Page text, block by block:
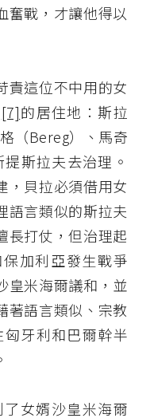
奮戰，才讓他得以
責這位不中用的女
[7]的居住地：斯拉
（Bereg）、馬奇
斯拉夫去治理。
，貝拉必須借用女
語言類似的斯拉夫
長打仗，但治理起
加利亞發生戰爭
皇米海爾議和，並
著語言類似、宗教
牙利和巴爾幹半
女婿沙皇米海爾